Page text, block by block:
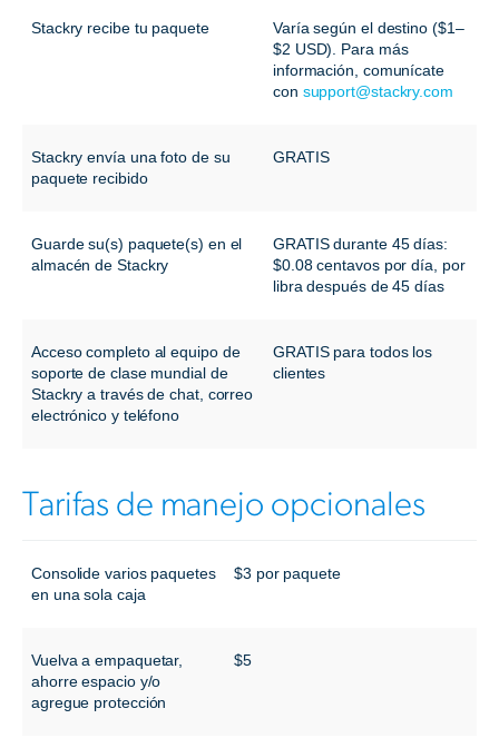
Stackry recibe tu paquete
Varía según el destino ($1–
$2 USD). Para más
información, comunícate
con support@stackry.com
Stackry envía una foto de su
paquete recibido
GRATIS
Guarde su(s) paquete(s) en el
almacén de Stackry
GRATIS durante 45 días:
$0.08 centavos por día, por
libra después de 45 días
Acceso completo al equipo de
soporte de clase mundial de
Stackry a través de chat, correo
electrónico y teléfono
GRATIS para todos los
clientes
Tarifas de manejo opcionales
Consolide varios paquetes
en una sola caja
$3 por paquete
Vuelva a empaquetar,
ahorre espacio y/o
agregue protección
$5